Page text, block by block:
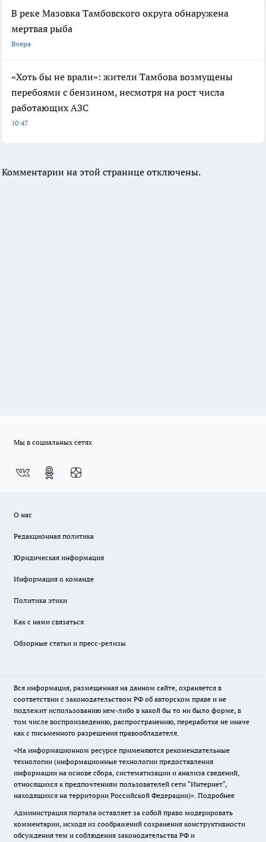
В реке Мазовка Тамбовского округа обнаружена
мертвая рыба
Вчера
«Хоть бы не врали»: жители Тамбова возмущены
перебоями с бензином, несмотря на рост числа
работающих АЗС
10:47
Комментарии на этой странице отключены.
Мы в социальных сетях
О нас
Редакционная политика
Юридическая информация
Информация о команде
Политика этики
Как с нами связаться
Обзорные статьи и пресс-релизы
Вся информация, размещенная на данном сайте, охраняется в
соответствии с законодательством РФ об авторском праве и не
подлежит использованию кем-либо в какой бы то ни было форме, в
том числе воспроизведению, распространению, переработке не иначе
как с письменного разрешения правообладателя.
«На информационном ресурсе применяются рекомендательные
технологии (информационные технологии предоставления
информации на основе сбора, систематизации и анализа сведений,
относящихся к предпочтениям пользователей сети "Интернет",
находящихся на территории Российской Федерации)». Подробнее
Администрация портала оставляет за собой право модерировать
комментарии, исходя из соображений сохранения конструктивности
обсуждения тем и соблюдения законодательства РФ и